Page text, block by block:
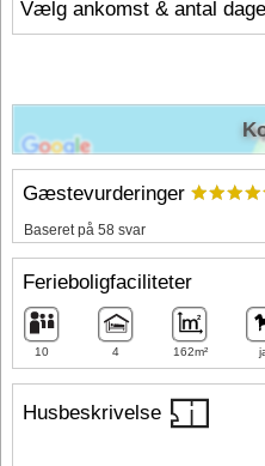
Vælg ankomst & antal dage
Husbeskrivelse
Gæstevurderinger
Baseret på 58 svar
Ferieboligfaciliteter
10 4 162m²